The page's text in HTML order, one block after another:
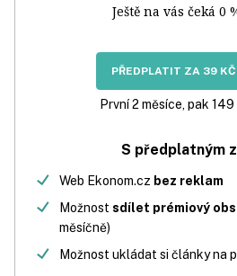
Ještě na vás čeká 0
PŘEDPLATIT ZA 39
První 2 měsíce, pak
S předplatným
Web Ekonom.cz bez reklam
Možnost sdílet prémiový
měsíčně)
Možnost ukládat si články na